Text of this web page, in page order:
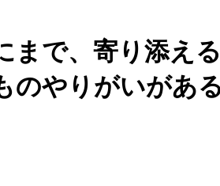
まで、寄り添える
のやりがいがある